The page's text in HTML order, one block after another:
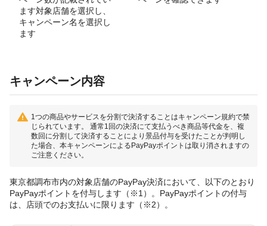
ます対象店舗を選択し、
キャンペーン名を選択し
ます
キャンペーン内容
1つの商品やサービスを分割で決済することはキャンペーン規約で禁
じられています。 通常1回の決済にて支払うべき商品等代金を、複
数回に分割して決済することにより景品付与を受けたことが判明し
た場合、本キャンペーンによるPayPayポイントは取り消されますの
ご注意ください。
東京都調布市内の対象店舗のPayPay決済において、以下のとおり
PayPayポイントを付与します（※1）。PayPayポイントの付与
は、店頭でのお支払いに限ります（※2）。